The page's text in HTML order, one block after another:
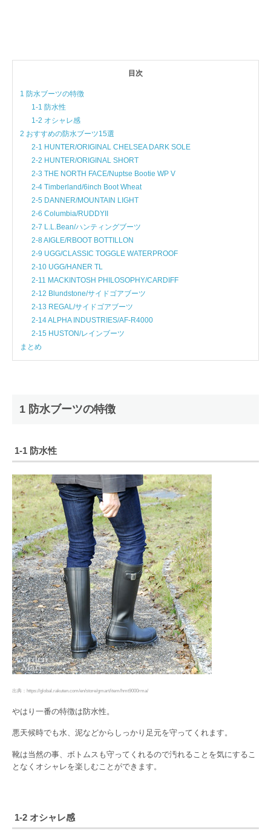
目次
1 防水ブーツの特徴
1-1 防水性
1-2 オシャレ感
2 おすすめの防水ブーツ15選
2-1 HUNTER/ORIGINAL CHELSEA DARK SOLE
2-2 HUNTER/ORIGINAL SHORT
2-3 THE NORTH FACE/Nuptse Bootie WP V
2-4 Timberland/6inch Boot Wheat
2-5 DANNER/MOUNTAIN LIGHT
2-6 Columbia/RUDDYII
2-7 L.L.Bean/ハンティングブーツ
2-8 AIGLE/RBOOT BOTTILLON
2-9 UGG/CLASSIC TOGGLE WATERPROOF
2-10 UGG/HANER TL
2-11 MACKINTOSH PHILOSOPHY/CARDIFF
2-12 Blundstone/サイドゴアブーツ
2-13 REGAL/サイドゴアブーツ
2-14 ALPHA INDUSTRIES/AF-R4000
2-15 HUSTON/レインブーツ
まとめ
1 防水ブーツの特徴
1-1 防水性
出典：https://global.rakuten.com/en/store/gmart/item/hmt9000rma/
やはり一番の特徴は防水性。
悪天候時でも水、泥などからしっかり足元を守ってくれます。
靴は当然の事、ボトムスも守ってくれるので汚れることを気にするこ
となくオシャレを楽しむことができます。
1-2 オシャレ感